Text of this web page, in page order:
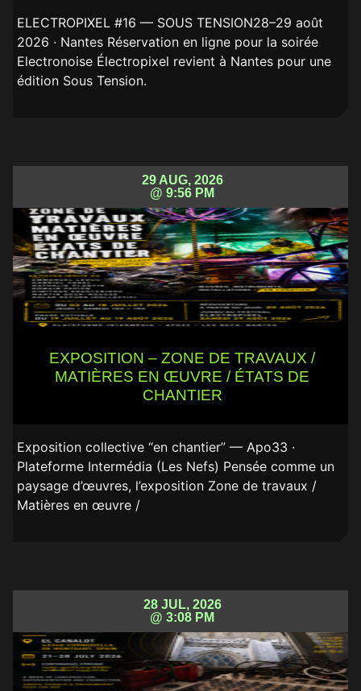
ELECTROPIXEL #16 — SOUS TENSION28–29 août
2026 · Nantes Réservation en ligne pour la soirée
Electronoise Électropixel revient à Nantes pour une
édition Sous Tension.
29 AUG, 2026
@ 9:56 PM
EXPOSITION – ZONE DE TRAVAUX /
MATIÈRES EN ŒUVRE / ÉTATS DE
CHANTIER
Exposition collective “en chantier” — Apo33 ·
Plateforme Intermédia (Les Nefs) Pensée comme un
paysage d’œuvres, l’exposition Zone de travaux /
Matières en œuvre /
28 JUL, 2026
@ 3:08 PM